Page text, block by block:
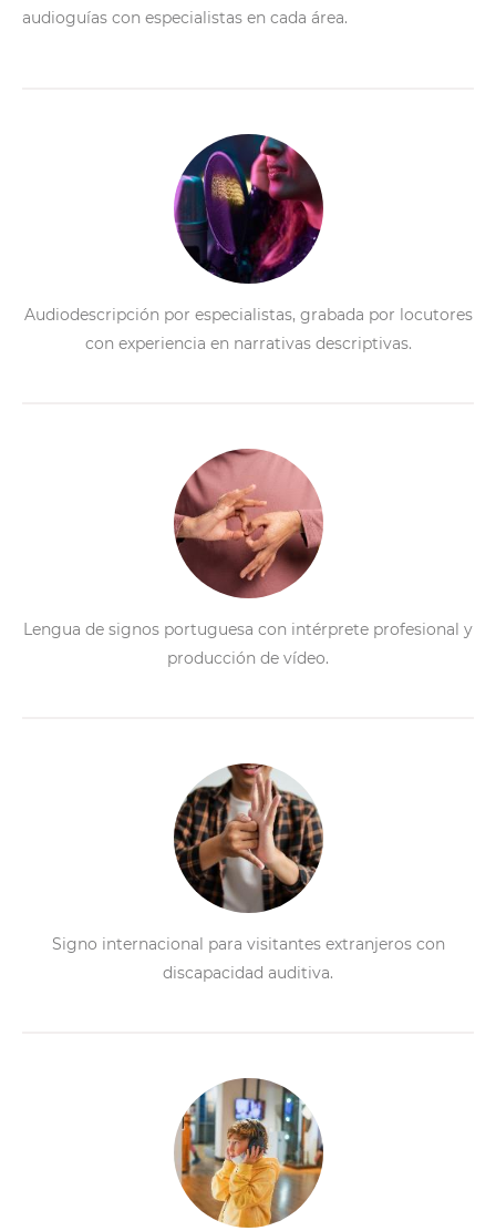
audioguías con especialistas en cada área.
Audiodescripción por especialistas, grabada por locutores
con experiencia en narrativas descriptivas.
Lengua de signos portuguesa con intérprete profesional y
producción de vídeo.
Signo internacional para visitantes extranjeros con
discapacidad auditiva.